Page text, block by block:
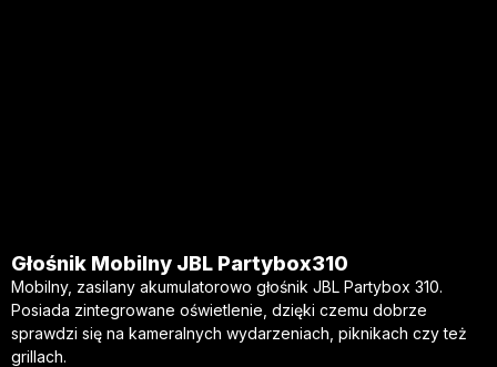
Głośnik Mobilny JBL Partybox310
Mobilny, zasilany akumulatorowo głośnik JBL Partybox 310.
Posiada zintegrowane oświetlenie, dzięki czemu dobrze
sprawdzi się na kameralnych wydarzeniach, piknikach czy też
grillach.